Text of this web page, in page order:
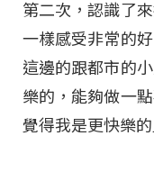
第二次，認識了
一樣感受非常的
這邊的跟都市的
樂的，能夠做一
覺得我是更快樂的